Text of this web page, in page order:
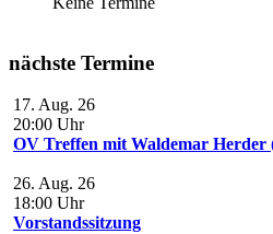
nächste Termine
17. Aug. 26
20:00 Uhr
OV Treffen mit Waldemar Herder
26. Aug. 26
18:00 Uhr
Vorstandssitzung